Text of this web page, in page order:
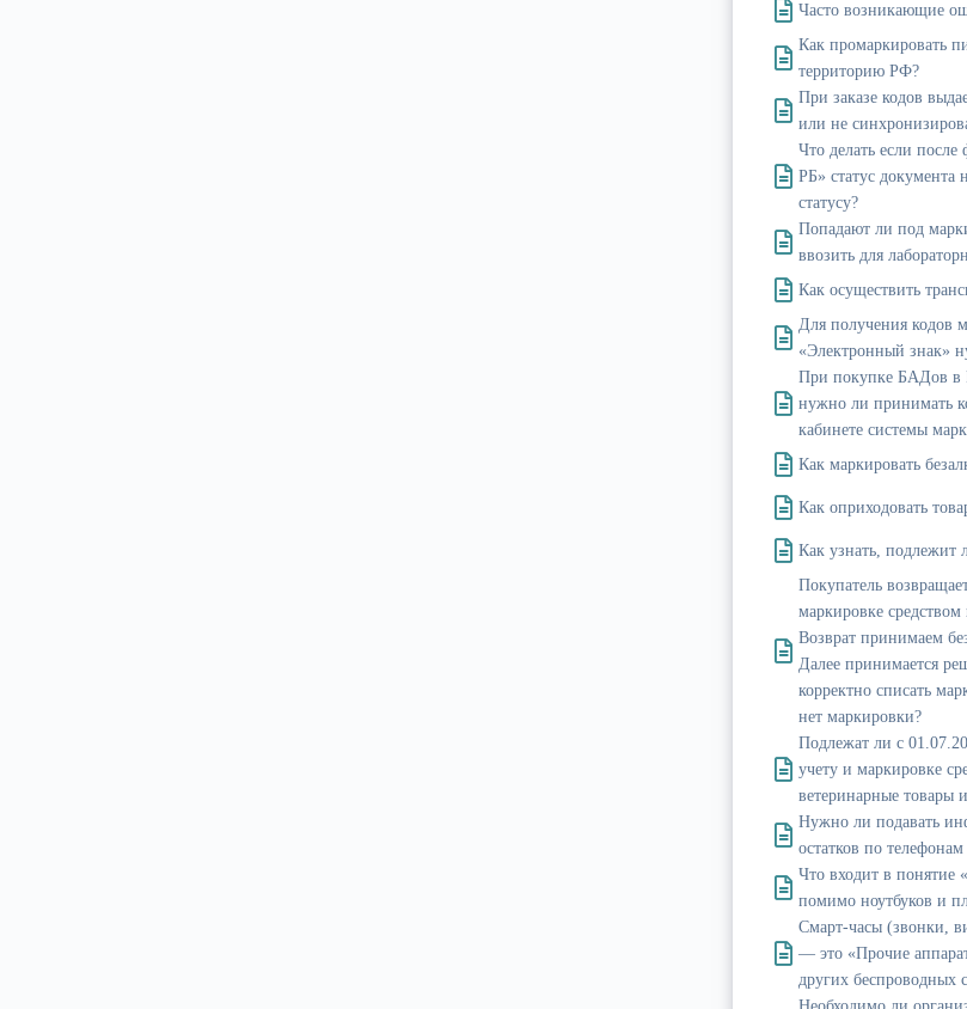
Часто возникающие
Как промаркировать
территорию РФ?
При заказе кодов
или не
Что делать если
РБ» статус документа
статусу?
Попадают ли под
ввозить для
Как осуществить
Для получения кодов
«Электронный знак»
При покупке БАДов в
нужно ли принимать
кабинете системы
Как маркировать
Как оприходовать
Как узнать, подлежит
Покупатель
маркировке
Возврат принимаем
Далее принимается
корректно списать
нет маркировки?
Подлежат ли с
учету и маркировке
ветеринарные товары
Нужно ли подавать
остатков по
Что входит в
помимо ноутбуков и
Смарт-часы (звонки,
— это «Прочие
других беспроводных